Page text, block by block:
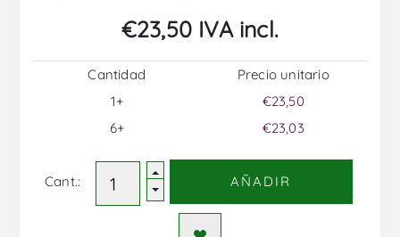
€23,50 IVA incl.
Cantidad
1+
6+
Precio unitario
€23,50
€23,03
Cant.: AÑADIR